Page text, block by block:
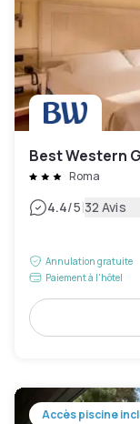
Best Western
Roma
4.4/5|32 Avis
Annulation gratuite
Paiement à l'hôtel
Accès piscine